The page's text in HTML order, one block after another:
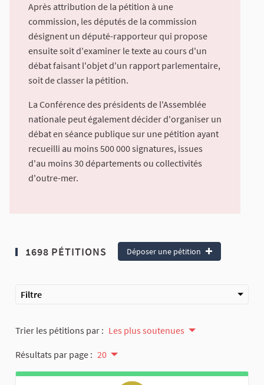
Après attribution de la pétition à une
commission, les députés de la commission
désignent un député-rapporteur qui propose
ensuite soit d'examiner le texte au cours d'un
débat faisant l'objet d'un rapport parlementaire,
soit de classer la pétition.
La Conférence des présidents de l'Assemblée
nationale peut également décider d'organiser un
débat en séance publique sur une pétition ayant
recueilli au moins 500 000 signatures, issues
d'au moins 30 départements ou collectivités
d'outre-mer.
1698 PÉTITIONS Déposer une pétition
Filtre
Trier les pétitions par : Les plus soutenues
Résultats par page : 20